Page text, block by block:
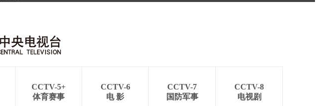
CCTV-5+
体育赛事
CCTV-6
电 影
CCTV-7
国防军事
CCTV-8
电视剧